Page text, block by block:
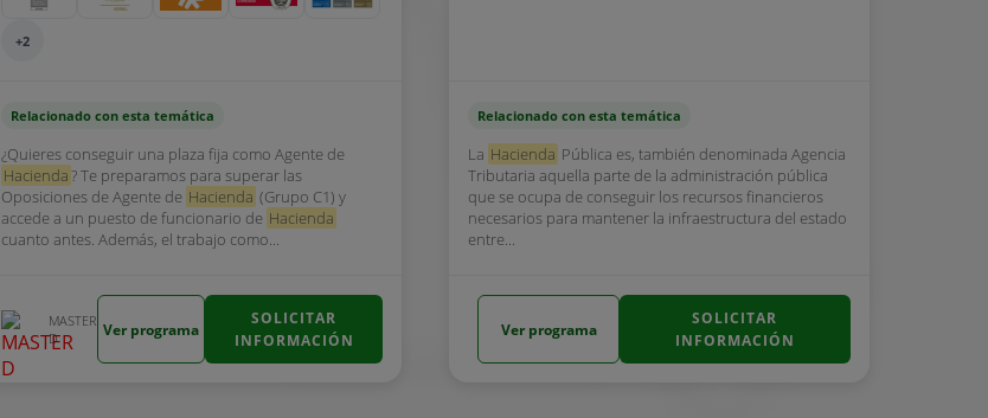
+2
Relacionado con esta temática
¿Quieres conseguir una plaza fija como Agente de
Hacienda? Te preparamos para superar las
Oposiciones de Agente de Hacienda (Grupo C1) y
accede a un puesto de funcionario de Hacienda
cuanto antes. Además, el trabajo como...
MASTER
D
Ver programa
SOLICITAR
INFORMACIÓN
Relacionado con esta temática
La Hacienda Pública es, también denominada Agencia
Tributaria aquella parte de la administración pública
que se ocupa de conseguir los recursos financieros
necesarios para mantener la infraestructura del estado
entre...
Ver programa
SOLICITAR
INFORMACIÓN